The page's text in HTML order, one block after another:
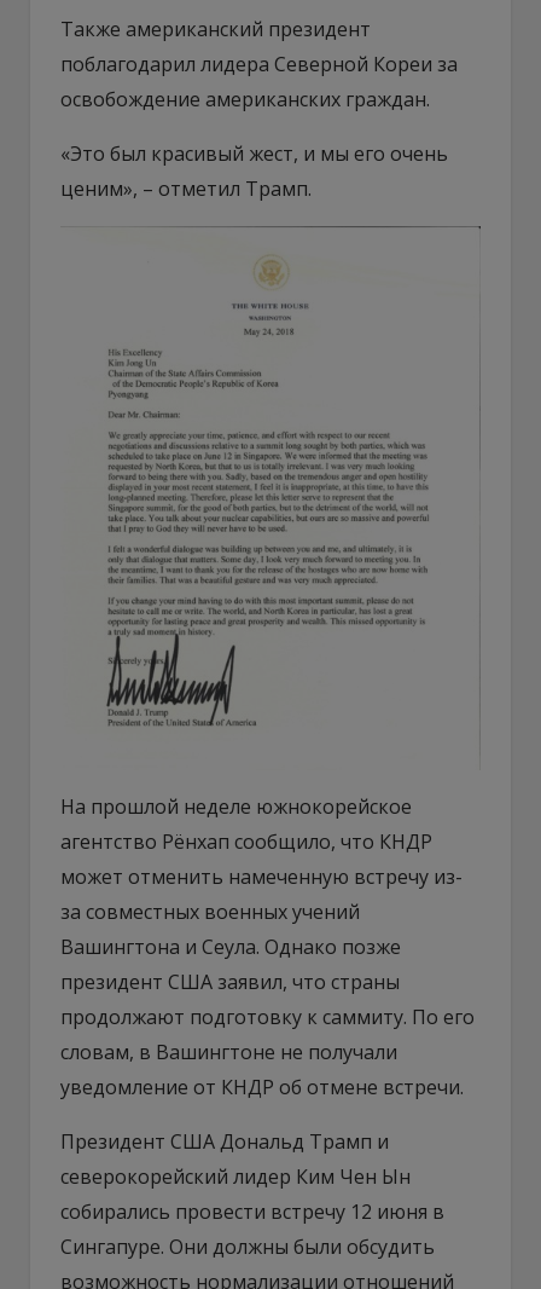
Также американский президент
поблагодарил лидера Северной Кореи за
освобождение американских граждан.
«Это был красивый жест, и мы его очень
ценим», – отметил Трамп.
На прошлой неделе южнокорейское
агентство Рёнхап сообщило, что КНДР
может отменить намеченную встречу из-
за совместных военных учений
Вашингтона и Сеула. Однако позже
президент США заявил, что страны
продолжают подготовку к саммиту. По его
словам, в Вашингтоне не получали
уведомление от КНДР об отмене встречи.
Президент США Дональд Трамп и
северокорейский лидер Ким Чен Ын
собирались провести встречу 12 июня в
Сингапуре. Они должны были обсудить
возможность нормализации отношений